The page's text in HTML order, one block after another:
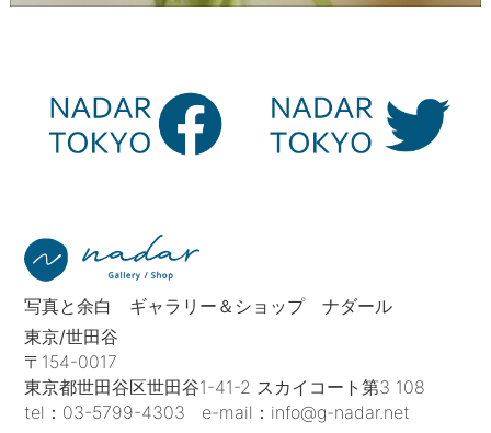
写真と余白 ギャラリー＆ショップ ナダール
東京/世田谷
〒154-0017
東京都世田谷区世田谷1-41-2 スカイコート第3 108
tel： 03-5799-4303 e-mail： info@g-nadar.net